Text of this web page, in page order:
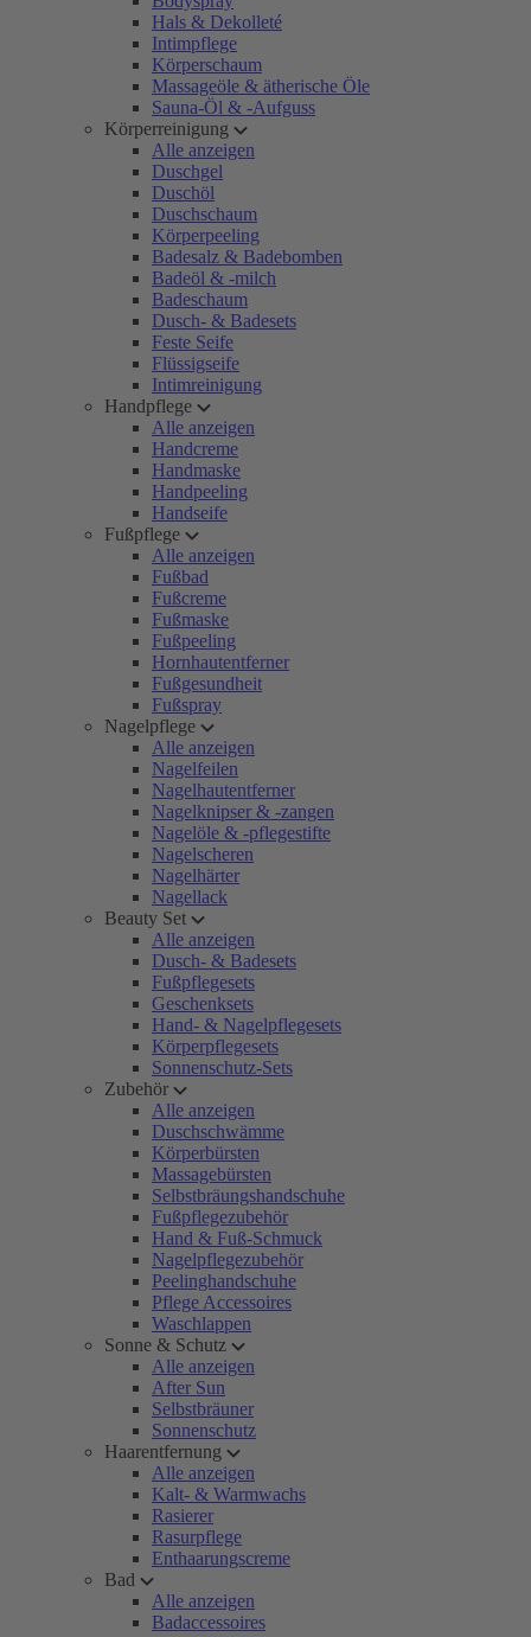
Hals & Dekolleté
Intimpflege
Körperschaum
Massageöle & ätherische Öle
Sauna-Öl & -Aufguss
Körperreinigung
Alle anzeigen
Duschgel
Duschöl
Duschschaum
Körperpeeling
Badesalz & Badebomben
Badeöl & -milch
Badeschaum
Dusch- & Badesets
Feste Seife
Flüssigseife
Intimreinigung
Handpflege
Alle anzeigen
Handcreme
Handmaske
Handpeeling
Handseife
Fußpflege
Alle anzeigen
Fußbad
Fußcreme
Fußmaske
Fußpeeling
Hornhautentferner
Fußgesundheit
Fußspray
Nagelpflege
Alle anzeigen
Nagelfeilen
Nagelhautentferner
Nagelknipser & -zangen
Nagelöle & -pflegestifte
Nagelscheren
Nagelhärter
Nagellack
Beauty Set
Alle anzeigen
Dusch- & Badesets
Fußpflegesets
Geschenksets
Hand- & Nagelpflegesets
Körperpflegesets
Sonnenschutz-Sets
Zubehör
Alle anzeigen
Duschschwämme
Körperbürsten
Massagebürsten
Selbstbräungshandschuhe
Fußpflegezubehör
Hand & Fuß-Schmuck
Nagelpflegezubehör
Peelinghandschuhe
Pflege Accessoires
Waschlappen
Sonne & Schutz
Alle anzeigen
After Sun
Selbstbräuner
Sonnenschutz
Haarentfernung
Alle anzeigen
Kalt- & Warmwachs
Rasierer
Rasurpflege
Enthaarungscreme
Bad
Alle anzeigen
Badaccessoires